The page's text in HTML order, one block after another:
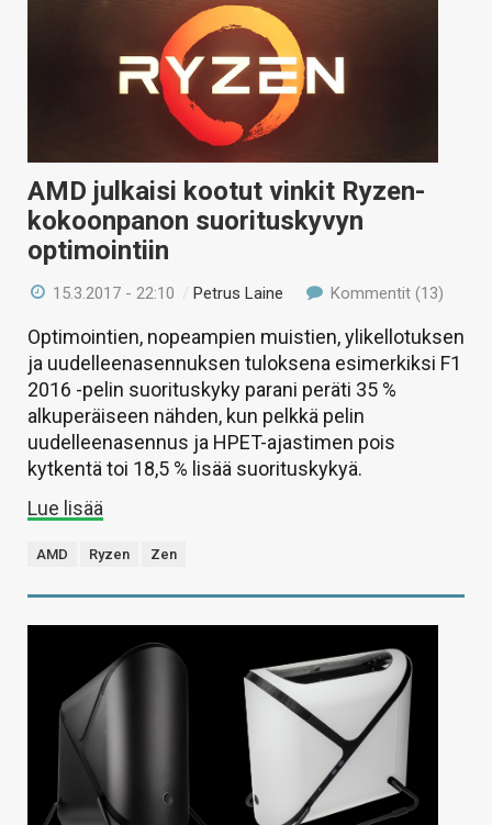
AMD julkaisi kootut vinkit Ryzen-
kokoonpanon suorituskyvyn
optimointiin
15.3.2017 - 22:10 /Petrus Laine Kommentit (13)
Optimointien, nopeampien muistien, ylikellotuksen
ja uudelleenasennuksen tuloksena esimerkiksi F1
2016 -pelin suorituskyky parani peräti 35 %
alkuperäiseen nähden, kun pelkkä pelin
uudelleenasennus ja HPET-ajastimen pois
kytkentä toi 18,5 % lisää suorituskykyä.
Lue lisää
AMD Ryzen Zen